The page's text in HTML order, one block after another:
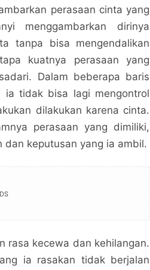
perasaan cinta yang
menggambarkan dirinya
tanpa bisa mengendalikan
kuatnya perasaan yang
Dalam beberapa baris
ia tidak bisa lagi mengontrol
dilakukan karena cinta.
perasaan yang dimiliki,
dan keputusan yang ia ambil.
rasa kecewa dan kehilangan.
ia rasakan tidak berjalan